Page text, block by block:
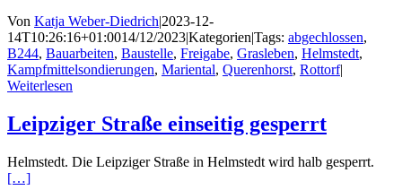
Von Katja Weber-Diedrich|2023-12-
14T10:26:16+01:0014/12/2023|Kategorien|Tags: abgechlossen,
B244, Bauarbeiten, Baustelle, Freigabe, Grasleben, Helmstedt,
Kampfmittelsondierungen, Mariental, Querenhorst, Rottorf|
Weiterlesen
Leipziger Straße einseitig gesperrt
Helmstedt. Die Leipziger Straße in Helmstedt wird halb gesperrt.
[…]